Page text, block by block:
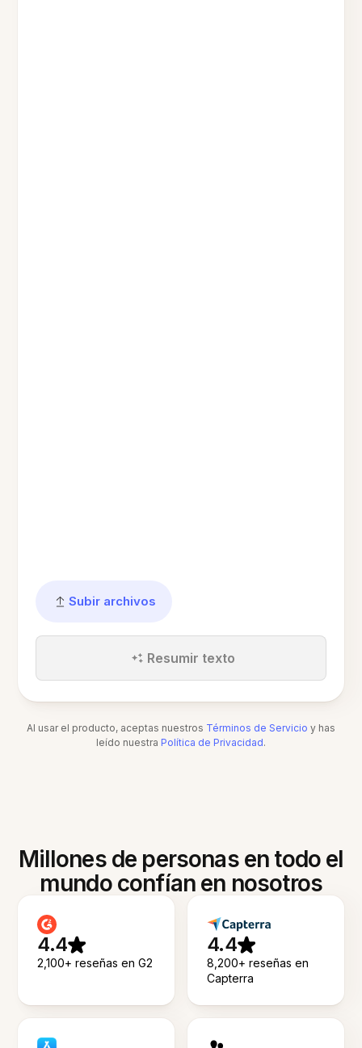
Subir archivos
Resumir texto
Al usar el producto, aceptas nuestros Términos de Servicio y has
leído nuestra Política de Privacidad.
Millones de personas en todo el
mundo confían en nosotros
4.4
2,100+ reseñas en G2
4.4
8,200+ reseñas en
Capterra